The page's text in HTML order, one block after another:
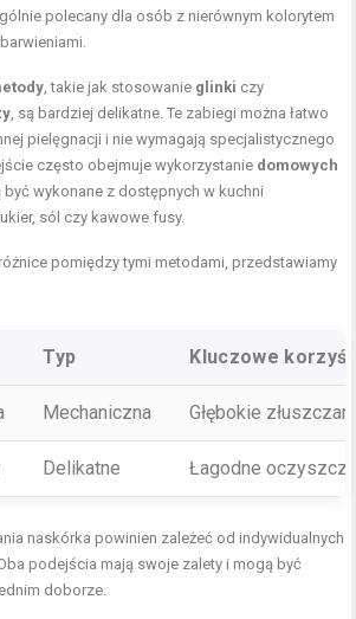
polecany dla osób z nierównym kolorytem
, takie jak stosowanie glinki czy
, są bardziej delikatne. Te zabiegi można łatwo
pielęgnacji i nie wymagają specjalistycznego
często obejmuje wykorzystanie domowych
być wykonane z dostępnych w kuchni
sól czy kawowe fusy.
pomiędzy tymi metodami, przedstawiamy
Typ Kluczowe
Mechaniczna Głębokie
Delikatne Łagodne
naskórka powinien zależeć od indywidualnych
podejścia mają swoje zalety i mogą być
doborze.